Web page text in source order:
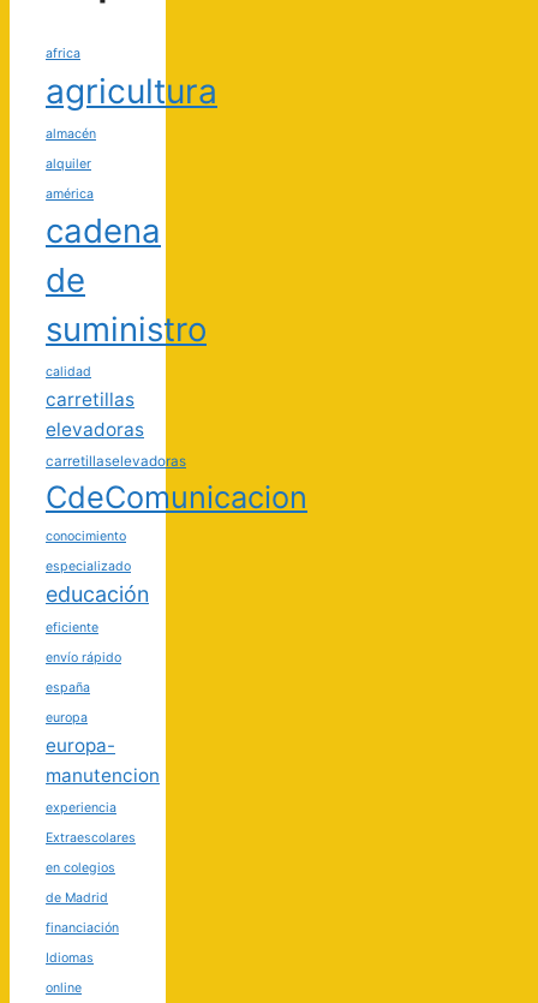
africa
agricultura
almacén
alquiler
américa
cadena
de
suministro
calidad
carretillas
elevadoras
carretillaselevadoras
CdeComunicacion
conocimiento
especializado
educación
eficiente
envío rápido
españa
europa
europa-
manutencion
experiencia
Extraescolares
en colegios
de Madrid
financiación
Idiomas
online